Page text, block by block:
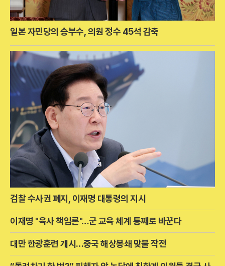
일본 자민당의 승부수, 의원 정수 45석 감축
검찰 수사권 폐지, 이재명 대통령의 지시
이재명 "육사 책임론"…군 교육 체계 통째로 바꾼다
대만 한광훈련 개시…중국 해상봉쇄 맞불 작전